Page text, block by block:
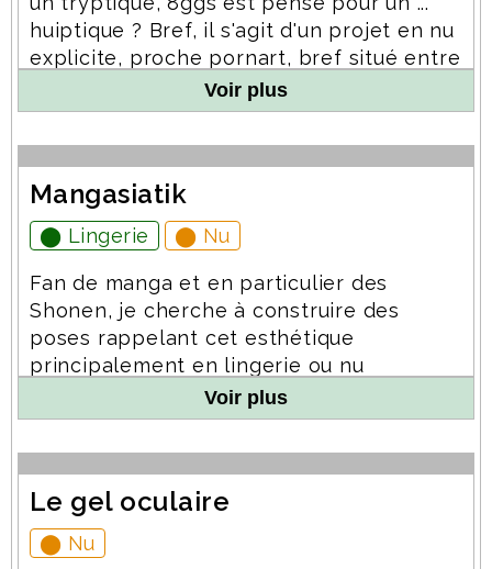
huiptique ? Bref, il s'agit d'un projet en nu
explicite, proche pornart, bref situé entre
les deux. Ce projet ne sera exposé que
lorsque 8 modèles auront participé. Ce
projet se focalise sur du plan rapproché
au format carré et est donc totalement
anonyme. La séance comportera bien
entendu d'autres clichés, l'anonymat
pourra également être conservé si
nécessaire.
Voir plus
Mangasiatik
⬤ Lingerie ⬤ Nu
Fan de manga et en particulier des
Shonen, je cherche à construire des
poses rappelant cet esthétique
principalement en lingerie ou nu
partiel/caché. Pour cela je cherche une
ou plusieurs jeunes femmes asiatiques
aux cheveux très longs ou bien ayant des
accessoires capillaires de cosplay
pouvant s'accorder à la thématique.
Voir plus
Le gel oculaire
⬤ Nu